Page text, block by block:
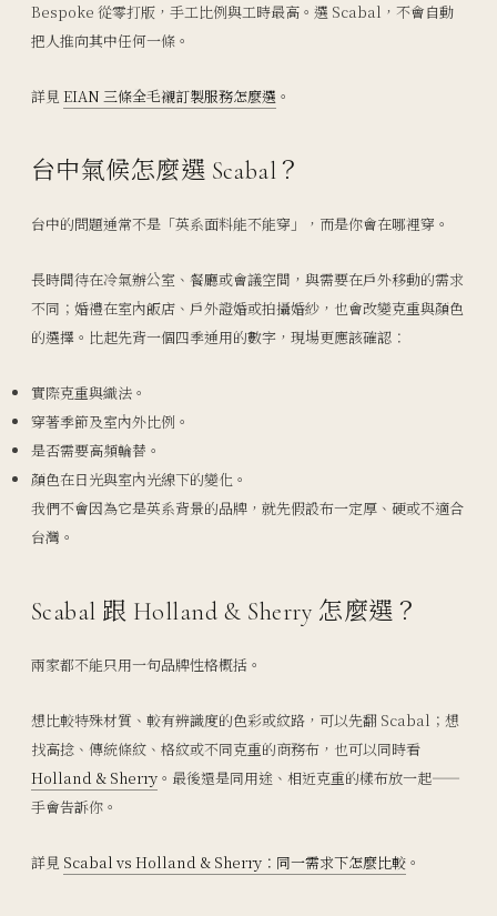
Bespoke 從零打版，手工比例與工時最高。選 Scabal，不會自動
把人推向其中任何一條。
詳見 EIAN 三條全毛襯訂製服務怎麼選 。
台中氣候怎麼選 Scabal？
台中的問題通常不是「英系面料能不能穿」，而是你會在哪裡穿。
長時間待在冷氣辦公室、餐廳或會議空間，與需要在戶外移動的需求
不同；婚禮在室內飯店、戶外證婚或拍攝婚紗，也會改變克重與顏色
的選擇。比起先背一個四季通用的數字，現場更應該確認：
實際克重與織法。
穿著季節及室內外比例。
是否需要高頻輪替。
顏色在日光與室內光線下的變化。
我們不會因為它是英系背景的品牌，就先假設布一定厚、硬或不適合
台灣。
Scabal 跟 Holland & Sherry 怎麼選？
兩家都不能只用一句品牌性格概括。
想比較特殊材質、較有辨識度的色彩或紋路，可以先翻 Scabal；想
找高捻、傳統條紋、格紋或不同克重的商務布，也可以同時看
Holland & Sherry 。最後還是同用途、相近克重的樣布放一起——
手會告訴你。
詳見 Scabal vs Holland & Sherry：同一需求下怎麼比較 。